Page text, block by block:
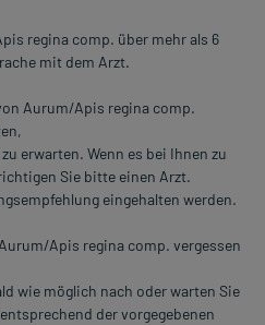
regina comp. über mehr als 6
mit dem Arzt.
Aurum/Apis regina comp.
erwarten. Wenn es bei Ihnen zu
Sie bitte einen Arzt.
eingehalten werden.
Apis regina comp. vergessen
wie möglich nach oder warten Sie
der vorgegebenen